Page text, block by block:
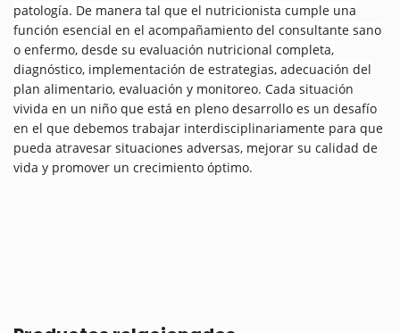
patología. De manera tal que el nutricionista cumple una
función esencial en el acompañamiento del consultante sano
o enfermo, desde su evaluación nutricional completa,
diagnóstico, implementación de estrategias, adecuación del
plan alimentario, evaluación y monitoreo. Cada situación
vivida en un niño que está en pleno desarrollo es un desafío
en el que debemos trabajar interdisciplinariamente para que
pueda atravesar situaciones adversas, mejorar su calidad de
vida y promover un crecimiento óptimo.